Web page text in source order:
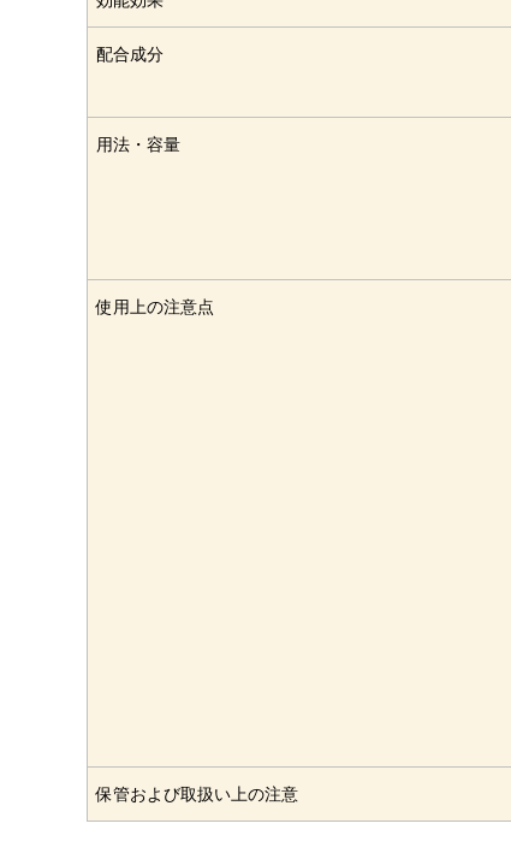
配合成分
用法・容量
使用上の注意点
保管および取扱い上の注意